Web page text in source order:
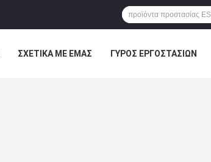
ΣΧΕΤΙΚΆ ΜΕ ΕΜΆΣ ΓΎΡΟΣ ΕΡΓΟΣΤΑΣΊΩΝ